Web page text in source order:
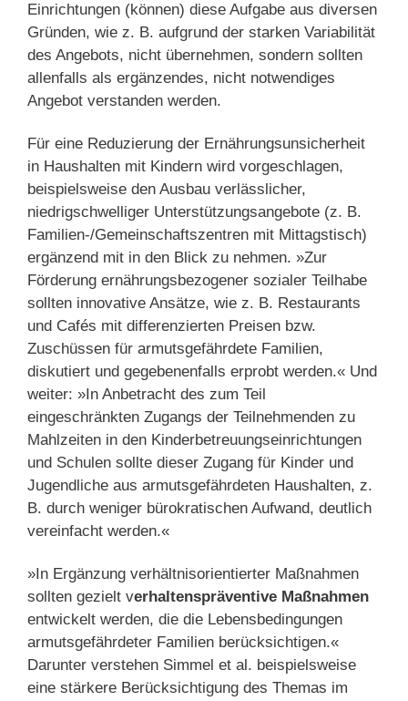
Einrichtungen (können) diese Aufgabe aus diversen
Gründen, wie z. B. aufgrund der starken Variabilität
des Angebots, nicht übernehmen, sondern sollten
allenfalls als ergänzendes, nicht notwendiges
Angebot verstanden werden.
Für eine Reduzierung der Ernährungsunsicherheit
in Haushalten mit Kindern wird vorgeschlagen,
beispielsweise den Ausbau verlässlicher,
niedrigschwelliger Unterstützungsangebote (z. B.
Familien-/Gemeinschaftszentren mit Mittagstisch)
ergänzend mit in den Blick zu nehmen. »Zur
Förderung ernährungsbezogener sozialer Teilhabe
sollten innovative Ansätze, wie z. B. Restaurants
und Cafés mit differenzierten Preisen bzw.
Zuschüssen für armutsgefährdete Familien,
diskutiert und gegebenenfalls erprobt werden.« Und
weiter: »In Anbetracht des zum Teil
eingeschränkten Zugangs der Teilnehmenden zu
Mahlzeiten in den Kinderbetreuungseinrichtungen
und Schulen sollte dieser Zugang für Kinder und
Jugendliche aus armutsgefährdeten Haushalten, z.
B. durch weniger bürokratischen Aufwand, deutlich
vereinfacht werden.«
»In Ergänzung verhältnisorientierter Maßnahmen
sollten gezielt verhaltenspräventive Maßnahmen
entwickelt werden, die die Lebensbedingungen
armutsgefährdeter Familien berücksichtigen.«
Darunter verstehen Simmel et al. beispielsweise
eine stärkere Berücksichtigung des Themas im